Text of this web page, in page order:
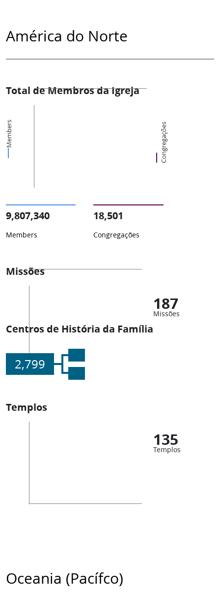
América do Norte
Total de Membros da Igreja
Members Congregações
9,807,340
Members
18,501
Congregações
Missões
187
Missões
Centros de História da Família
2,799
Templos
135
Templos
Oceania (Pacífco)